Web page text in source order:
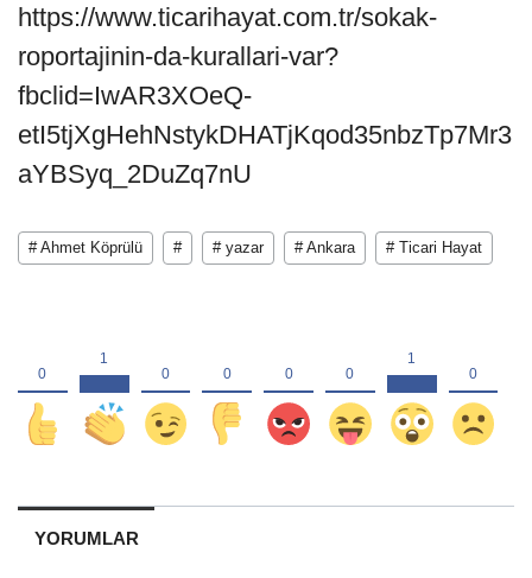
https://www.ticarihayat.com.tr/sokak-
roportajinin-da-kurallari-var?
fbclid=IwAR3XOeQ-
etI5tjXgHehNstykDHATjKqod35nbzTp7Mr3
aYBSyq_2DuZq7nU
# Ahmet Köprülü # # yazar # Ankara # Ticari Hayat
YORUMLAR